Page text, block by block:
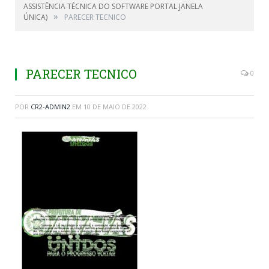
ASSISTÊNCIA TÉCNICA DO SOFTWARE PORTAL JANELA
ÚNICA) » PARECER TECNICO
PARECER TECNICO 0
POR CR2-ADMIN2 EM 10 DE MAIO DE 2022